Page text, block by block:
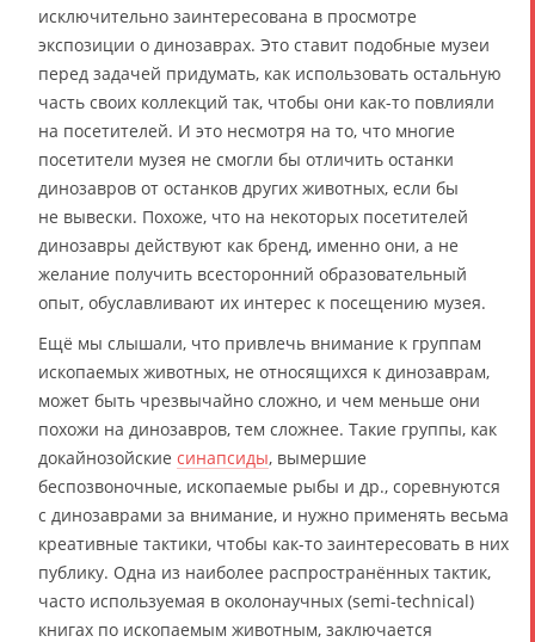
исключительно заинтересована в просмотре
экспозиции о динозаврах. Это ставит подобные музеи
перед задачей придумать, как использовать остальную
часть своих коллекций так, чтобы они как-то повлияли
на посетителей. И это несмотря на то, что многие
посетители музея не смогли бы отличить останки
динозавров от останков других животных, если бы
не вывески. Похоже, что на некоторых посетителей
динозавры действуют как бренд, именно они, а не
желание получить всесторонний образовательный
опыт, обуславливают их интерес к посещению музея.
Ещё мы слышали, что привлечь внимание к группам
ископаемых животных, не относящихся к динозаврам,
может быть чрезвычайно сложно, и чем меньше они
похожи на динозавров, тем сложнее. Такие группы, как
докайнозойские синапсиды, вымершие
беспозвоночные, ископаемые рыбы и др., соревнуются
с динозаврами за внимание, и нужно применять весьма
креативные тактики, чтобы как-то заинтересовать в них
публику. Одна из наиболее распространённых тактик,
часто используемая в околонаучных (semi-technical)
книгах по ископаемым животным, заключается